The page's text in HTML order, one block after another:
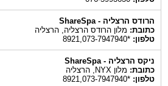
הרודס הרצליה - ShareSpa
כתובת:מלון הרודס הרצליה, הרצליה
טלפון:*8921,073-7947940
ניקס הרצליה - ShareSpa
כתובת:מלון NYX, הרצליה
טלפון:*8921,073-7947940